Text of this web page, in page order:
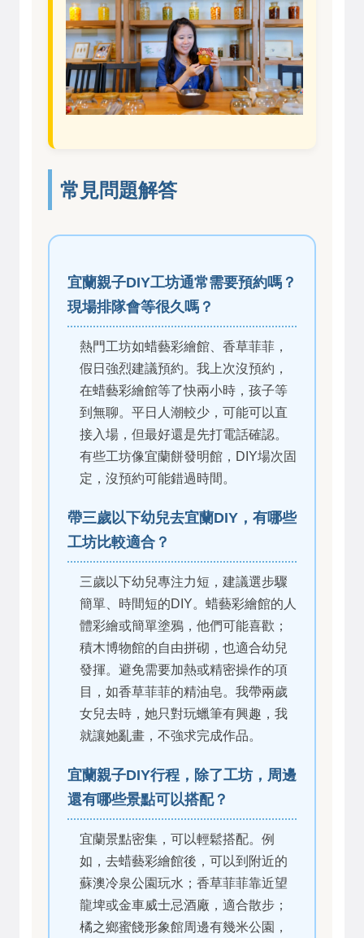
常見問題解答
宜蘭親子DIY工坊通常需要預約嗎？
現場排隊會等很久嗎？
熱門工坊如蜡藝彩繪館、香草菲菲，
假日強烈建議預約。我上次沒預約，
在蜡藝彩繪館等了快兩小時，孩子等
到無聊。平日人潮較少，可能可以直
接入場，但最好還是先打電話確認。
有些工坊像宜蘭餅發明館，DIY場次固
定，沒預約可能錯過時間。
帶三歲以下幼兒去宜蘭DIY，有哪些
工坊比較適合？
三歲以下幼兒專注力短，建議選步驟
簡單、時間短的DIY。蜡藝彩繪館的人
體彩繪或簡單塗鴉，他們可能喜歡；
積木博物館的自由拼砌，也適合幼兒
發揮。避免需要加熱或精密操作的項
目，如香草菲菲的精油皂。我帶兩歲
女兒去時，她只對玩蠟筆有興趣，我
就讓她亂畫，不強求完成作品。
宜蘭親子DIY行程，除了工坊，周邊
還有哪些景點可以搭配？
宜蘭景點密集，可以輕鬆搭配。例
如，去蜡藝彩繪館後，可以到附近的
蘇澳冷泉公園玩水；香草菲菲靠近望
龍埤或金車威士忌酒廠，適合散步；
橘之鄉蜜餞形象館周邊有幾米公園，